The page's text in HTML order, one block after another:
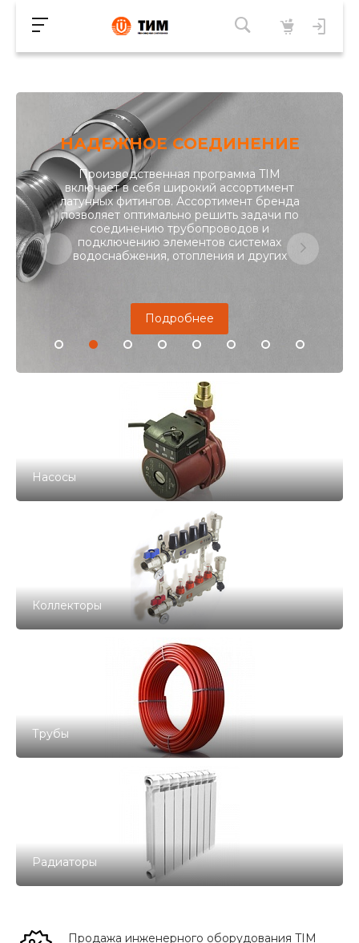
НАДЕЖНОЕ СОЕДИНЕНИЕ
Производственная программа TIM
включает в себя широкий ассортимент
латунных фитингов. Ассортимент бренда
позволяет оптимально решить задачи по
соединению трубопроводов и
подключению элементов системах
водоснабжения, отопления и других
Подробнее
Насосы
Коллекторы
Трубы
Радиаторы
Продажа инженерного оборудования TIM